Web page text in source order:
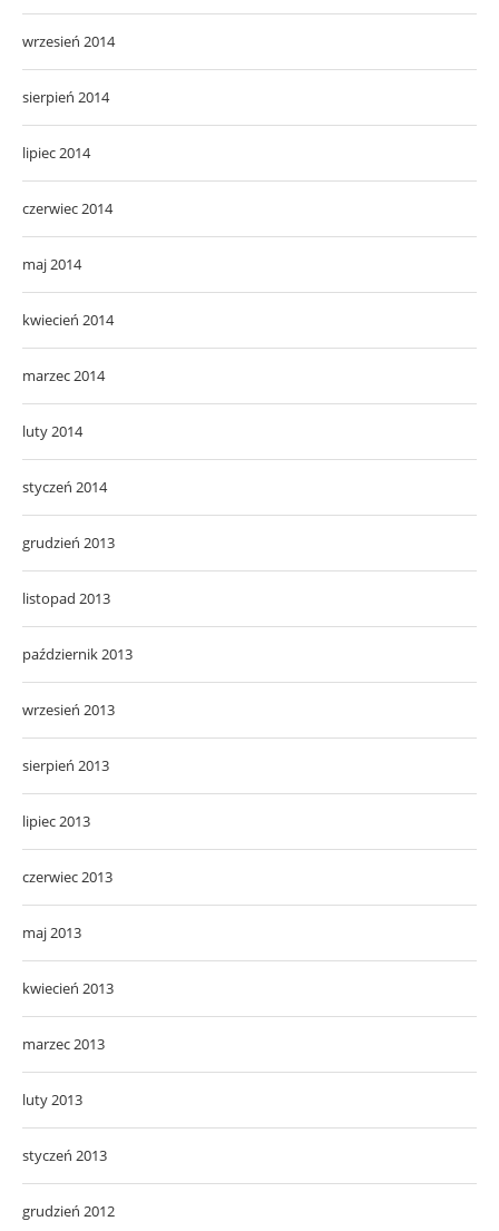
wrzesień 2014
sierpień 2014
lipiec 2014
czerwiec 2014
maj 2014
kwiecień 2014
marzec 2014
luty 2014
styczeń 2014
grudzień 2013
listopad 2013
październik 2013
wrzesień 2013
sierpień 2013
lipiec 2013
czerwiec 2013
maj 2013
kwiecień 2013
marzec 2013
luty 2013
styczeń 2013
grudzień 2012